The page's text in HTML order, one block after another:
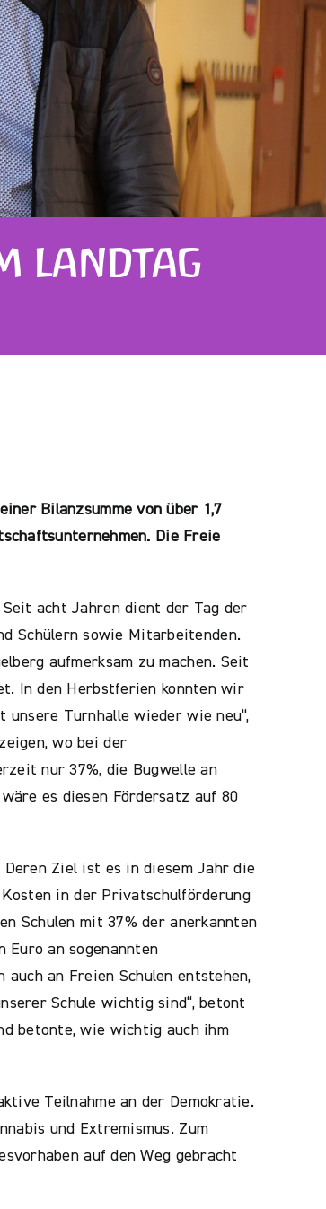
LANDTAG
Bilanzsumme von über 1,7
Die Freie
acht Jahren dient der Tag der
Schülern sowie Mitarbeitenden.
aufmerksam zu machen. Seit
In den Herbstferien konnten wir
Turnhalle wieder wie neu“,
wo bei der
nur 37%, die Bugwelle an
es diesen Fördersatz auf 80
Ziel ist es in diesem Jahr die
in der Privatschulförderung
Schulen mit 37% der anerkannten
Euro an sogenannten
an Freien Schulen entstehen,
Schule wichtig sind“, betont
betonte, wie wichtig auch ihm
Teilnahme an der Demokratie.
und Extremismus. Zum
auf den Weg gebracht